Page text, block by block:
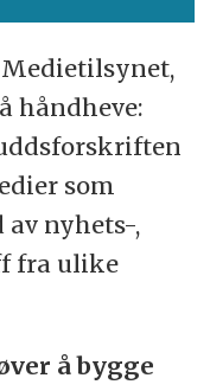
håndheve:
som
nyhets-,
fra ulike
å bygge